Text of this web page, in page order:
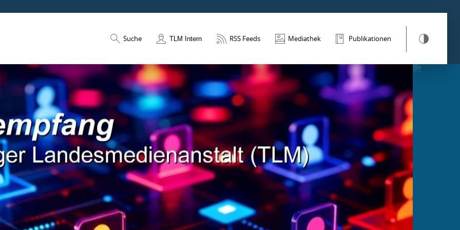
Suche TLM Intern RSS Feeds Mediathek Publikationen